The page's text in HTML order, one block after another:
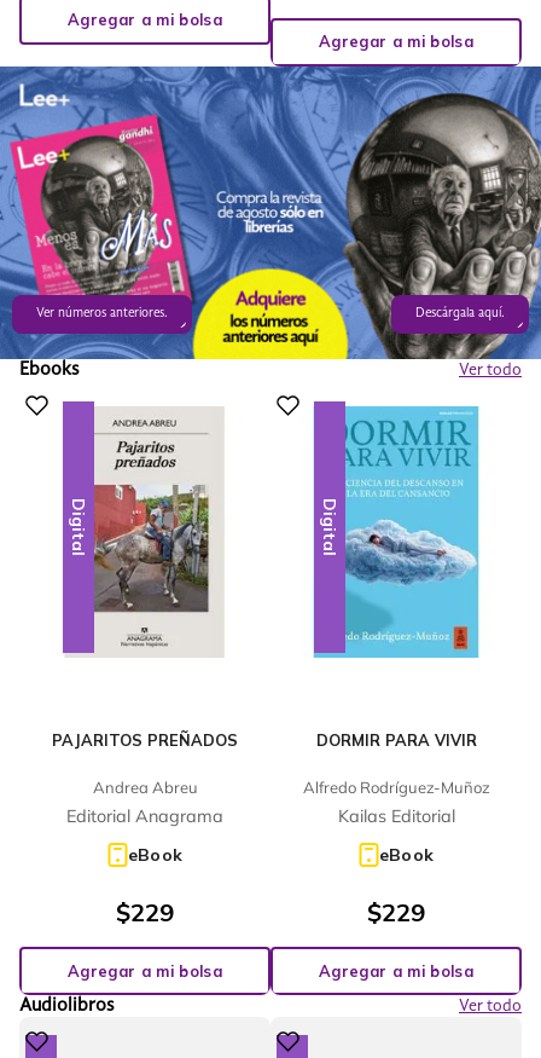
Agregar a mi bolsa
Agregar a mi bolsa
Ver números anteriores. Descárgala aquí.
Ebooks Ver todo
Digital
PAJARITOS PREÑADOS
Andrea Abreu
Editorial Anagrama
eBook
$229
Agregar a mi bolsa
Digital
DORMIR PARA VIVIR
Alfredo Rodríguez-Muñoz
Kailas Editorial
eBook
$229
Agregar a mi bolsa
Audiolibros
Ver todo